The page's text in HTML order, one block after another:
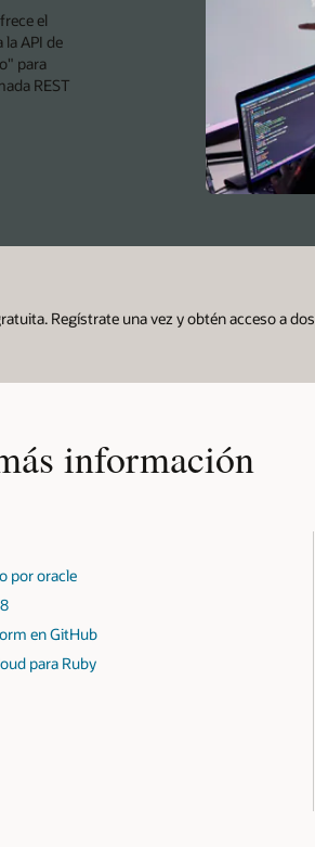
el
API de
para
REST
Regístrate una vez y obtén acceso a dos
información
por oracle
en GitHub
para Ruby